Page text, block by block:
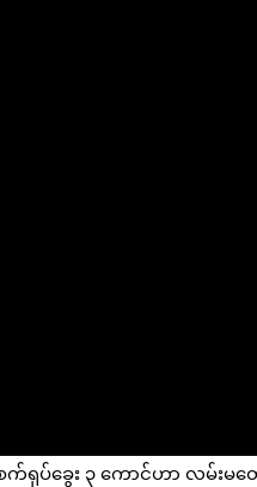
ရုပ်ခွေး ၃ ကောင်ဟာ လမ်းမတွ